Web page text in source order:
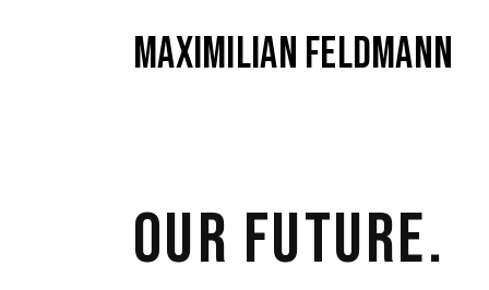
MAXIMILIAN FELDMANN
OUR FUTURE.